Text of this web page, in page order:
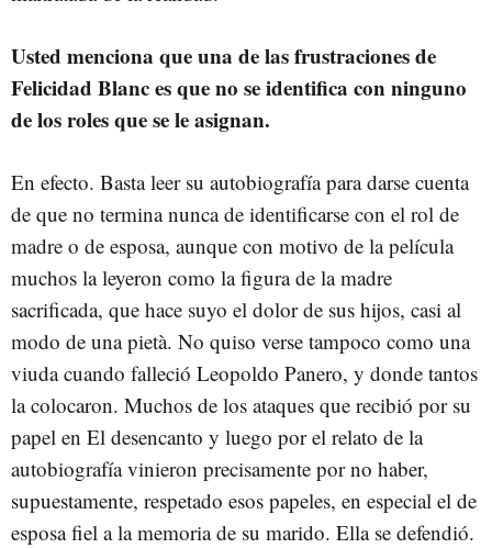
Usted menciona que una de las frustraciones de
Felicidad Blanc es que no se identifica con ninguno
de los roles que se le asignan.
En efecto. Basta leer su autobiografía para darse cuenta
de que no termina nunca de identificarse con el rol de
madre o de esposa, aunque con motivo de la película
muchos la leyeron como la figura de la madre
sacrificada, que hace suyo el dolor de sus hijos, casi al
modo de una pietà. No quiso verse tampoco como una
viuda cuando falleció Leopoldo Panero, y donde tantos
la colocaron. Muchos de los ataques que recibió por su
papel en El desencanto y luego por el relato de la
autobiografía vinieron precisamente por no haber,
supuestamente, respetado esos papeles, en especial el de
esposa fiel a la memoria de su marido. Ella se defendió.